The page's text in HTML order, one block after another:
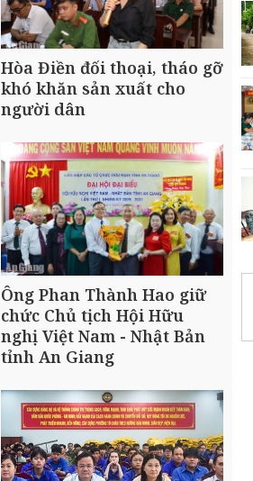
Hòa Điền đối thoại, tháo gỡ
khó khăn sản xuất cho
người dân
Ông Phan Thành Hao giữ
chức Chủ tịch Hội Hữu
nghị Việt Nam - Nhật Bản
tỉnh An Giang